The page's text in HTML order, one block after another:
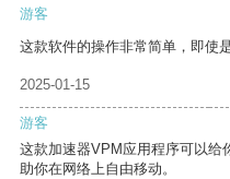
游客
这款软件的操作非常简单，即使
2025-01-15
游客
这款加速器VPM应用程序可以给
助你在网络上自由移动。